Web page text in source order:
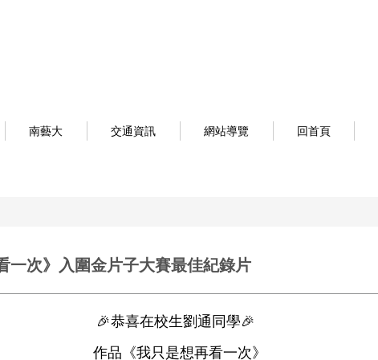
南藝大 交通資訊 網站導覽 回首頁
一次》入圍金片子大賽最佳紀錄片
🎉恭喜在校生劉通同學🎉
作品《我只是想再看一次》